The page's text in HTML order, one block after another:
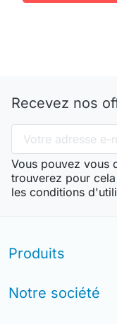
Recevez nos
Vous pouvez vous
trouverez pour
les conditions
Produits
Notre société